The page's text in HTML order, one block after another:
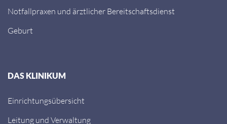
Notfallpraxen und ärztlicher Bereitschaftsdienst
Geburt
DAS KLINIKUM
Einrichtungsübersicht
Leitung und Verwaltung